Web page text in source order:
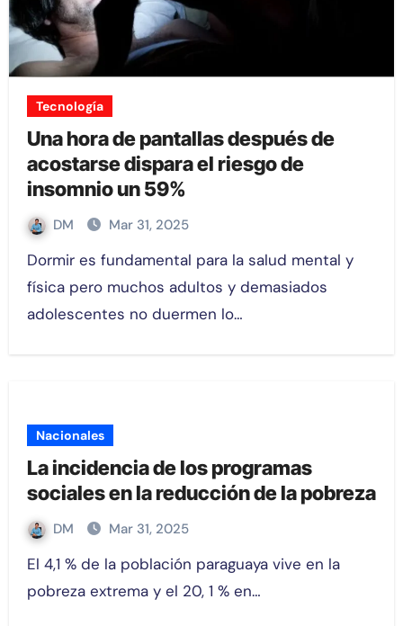
Tecnología
Una hora de pantallas después de
acostarse dispara el riesgo de
insomnio un 59%
DM Mar 31, 2025
Dormir es fundamental para la salud mental y
física pero muchos adultos y demasiados
adolescentes no duermen lo…
Nacionales
La incidencia de los programas
sociales en la reducción de la pobreza
DM Mar 31, 2025
El 4,1 % de la población paraguaya vive en la
pobreza extrema y el 20, 1 % en…